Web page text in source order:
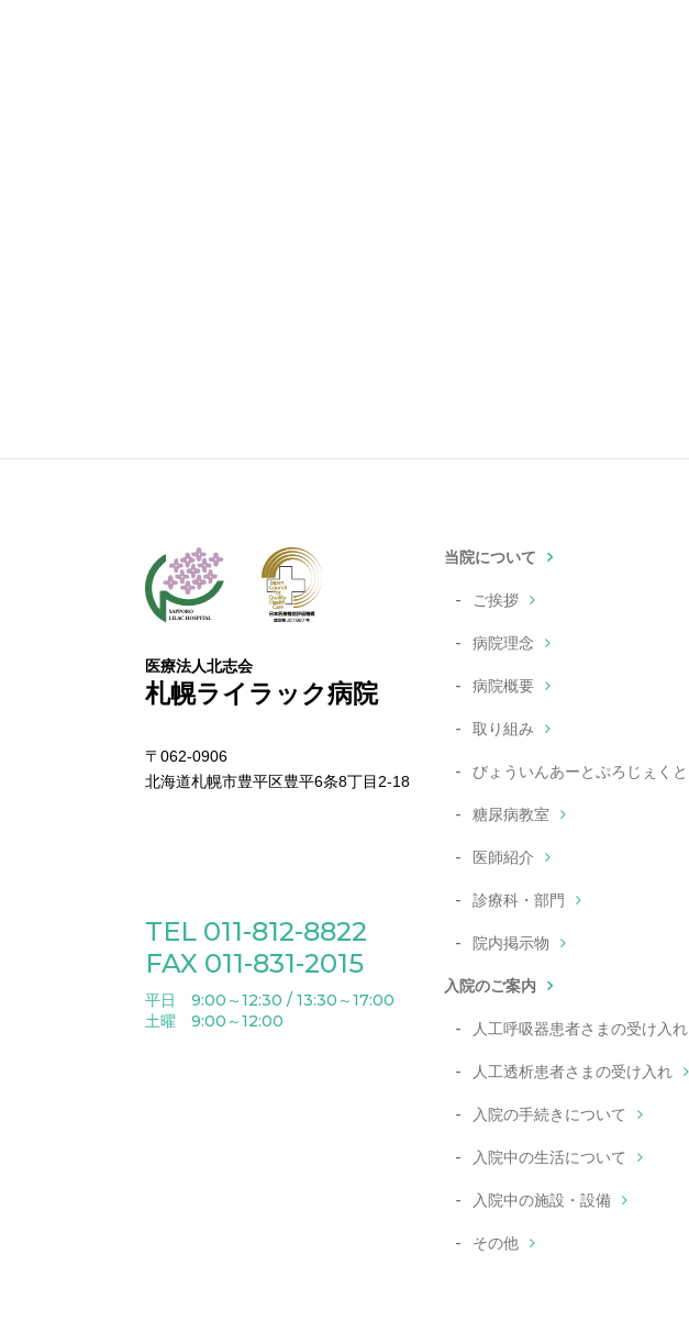
医療法人北志会
札幌ライラック病院
〒062-0906
北海道札幌市豊平区豊平6条8丁目2-18
TEL 011-812-8822
FAX 011-831-2015
平日 9:00～12:30 / 13:30～17:00
土曜 9:00～12:00
当院について
ご挨拶
病院理念
病院概要
取り組み
びょういんあーとぷろじぇくと
糖尿病教室
医師紹介
診療科・部門
院内掲示物
入院のご案内
人工呼吸器患者さまの受け入れ
人工透析患者さまの受け入れ
入院の手続きについて
入院中の生活について
入院中の施設・設備
その他